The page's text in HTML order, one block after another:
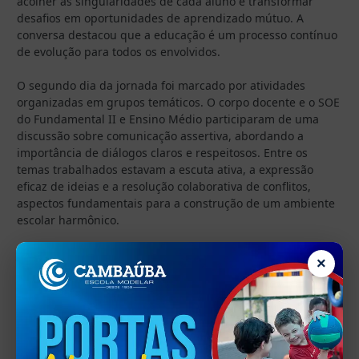
desafios em oportunidades de aprendizado mútuo. A
conversa destacou que a educação é um processo contínuo
de evolução para todos os envolvidos.
O segundo dia da jornada foi marcado por atividades
organizadas em grupos temáticos. O corpo docente e o SOE
do Fundamental II e Ensino Médio participaram de uma
discussão sobre comunicação assertiva, abordando a
importância de diálogos claros e respeitosos. Entre os
temas trabalhados estavam a escuta ativa, a expressão
eficaz de ideias e a resolução colaborativa de conflitos,
aspectos fundamentais para a construção de um ambiente
escolar harmônico.
Já a equipe do Fundamental I e da Educação Infantil
participou de um encontro voltado para a criatividade,
explorando estratégias para incorporá-la no cotidiano
escolar. Por meio de dinâmicas interativas, os profissionais
refletiram sobre a importância de estimular a inovação e o
pensamento criativo dos alunos, incentivando novas
práticas pedagógicas.
×